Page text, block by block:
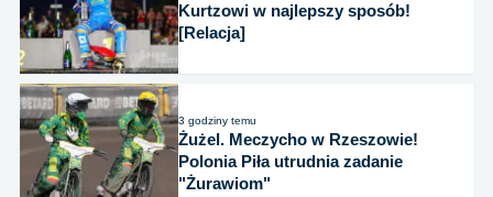
Kurtzowi w najlepszy sposób!
[Relacja]
3 godziny temu
Żużel. Meczycho w Rzeszowie!
Polonia Piła utrudnia zadanie
"Żurawiom"